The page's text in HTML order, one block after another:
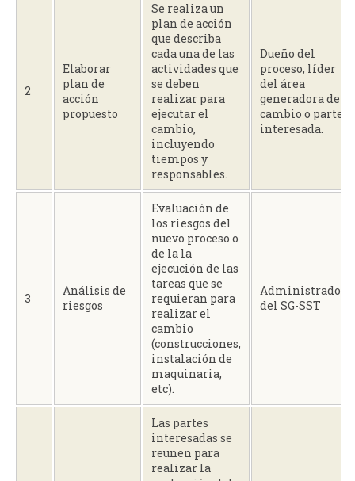
2
Elaborar
plan de
acción
propuesto
Se realiza un
plan de acción
que describa
cada una de las
actividades que
se deben
realizar para
ejecutar el
cambio,
incluyendo
tiempos y
responsables.
Dueño del
proceso, líder
del área
generadora del
cambio o parte
interesada.
3
Análisis de
riesgos
Evaluación de
los riesgos del
nuevo proceso o
de la la
ejecución de las
tareas que se
requieran para
realizar el
cambio
(construcciones,
instalación de
maquinaria,
etc).
Administrador
del SG-SST
Las partes
interesadas se
reunen para
realizar la